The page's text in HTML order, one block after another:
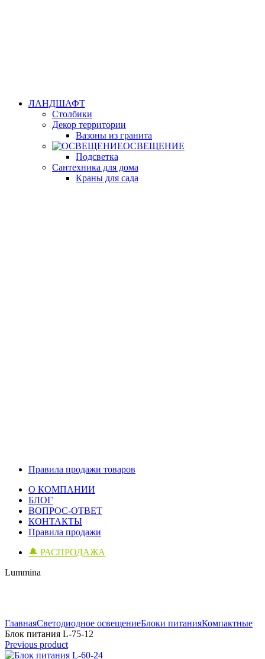
ЛАНДШАФТ
Столбики
Декор территории
Вазоны из гранита
ОСВЕЩЕНИЕ
Подсветка
Сантехника для дома
Краны для сада
Правила продажи товаров
О КОМПАНИИ
БЛОГ
ВОПРОС-ОТВЕТ
КОНТАКТЫ
Правила продажи
🔔 РАСПРОДАЖА
Lummina
ГлавнаяСветодиодное освещениеБлоки питанияКомпактные
Блок питания L-75-12
Previous product